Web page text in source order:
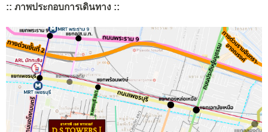
:: ภาพประกอบการเดินทาง ::